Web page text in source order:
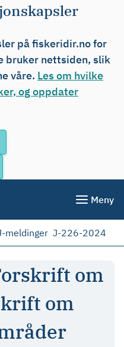
på fiskeridir.no for
bruker nettsiden, slik
våre. Les om hvilke
og oppdater
Meny
meldinger J-226-2024
om
om